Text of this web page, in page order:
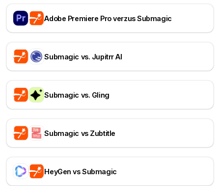
Adobe Premiere Pro verzus Submagic
Submagic vs. Jupitrr AI
Submagic vs. Gling
Submagic vs Zubtitle
HeyGen vs Submagic